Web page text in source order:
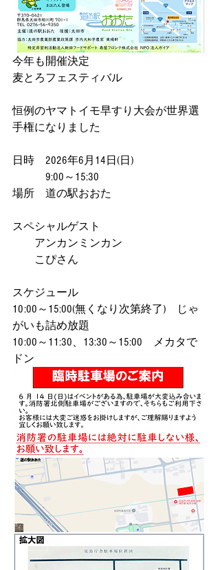
今年も開催決定
麦とろフェスティバル
恒例のヤマトイモ早すり大会が世界選
手権になりました
日時　2026年6月14日(日)
9:00～15:30
場所　道の駅おおた
スペシャルゲスト
アンカンミンカン
こぴさん
スケジュール
10:00～15:00(無くなり次第終了)　じゃ
がいも詰め放題
10:00～11:30、13:30～15:00　メカタで
ドン